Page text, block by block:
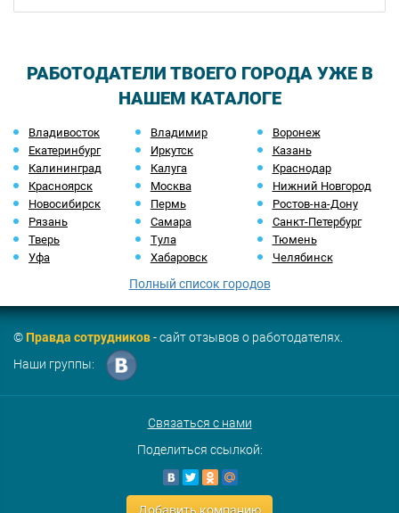
РАБОТОДАТЕЛИ ТВОЕГО ГОРОДА УЖЕ В
НАШЕМ КАТАЛОГЕ
Владивосток Владимир
Воронеж
Екатеринбург
Иркутск
Казань
Калининград
Калуга
Краснодар
Красноярск
Москва
Нижний Новгород
Новосибирск
Пермь
Ростов-на-Дону
Рязань
Самара
Санкт-Петербург
Тверь
Тула
Тюмень
Уфа
Хабаровск Челябинск
Полный список городов
©Правда сотрудников- сайт отзывов о работодателях.
Наши группы:
Связаться с нами
Поделиться ссылкой: